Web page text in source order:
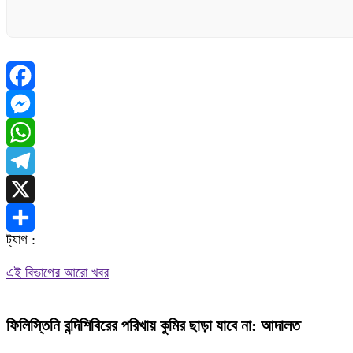
Facebook
Messenger
WhatsApp
Telegram
X
Share
ট্যাগ :
এই বিভাগের আরো খবর
ফিলিস্তিনি বন্দিশিবিরের পরিখায় কুমির ছাড়া যাবে না: আদালত